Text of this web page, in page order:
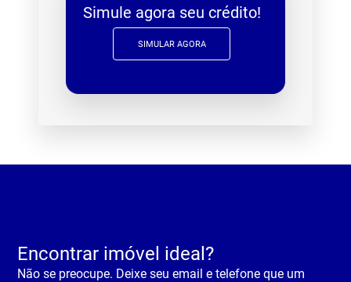
Simule agora seu crédito!
SIMULAR AGORA
Encontrar imóvel ideal?
Não se preocupe. Deixe seu email e telefone que um